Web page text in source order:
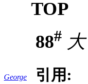
TOP
George
88# 大
引用: